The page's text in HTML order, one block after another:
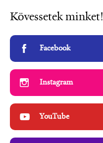
Kövessetek minket!
Facebook
Instagram
YouTube